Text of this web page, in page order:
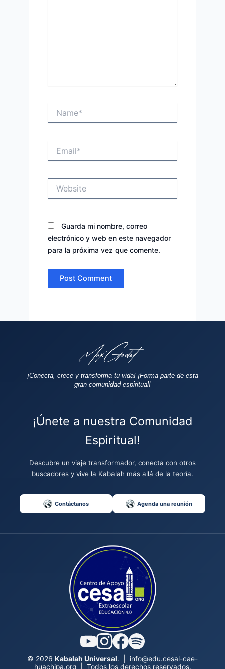
Guarda mi nombre, correo
electrónico y web en este navegador
para la próxima vez que comente.
¡Conecta, crece y transforma tu vida! ¡Forma parte de esta
gran comunidad espiritual!
¡Únete a nuestra Comunidad
Espiritual!
Descubre un viaje transformador, conecta con otros
buscadores y vive la Kabalah más allá de la teoría.
Contáctanos Agenda una reunión
© 2026 Kabalah Universal.
info@edu.cesal-cae-
huachipa.org
Todos los derechos reservados.